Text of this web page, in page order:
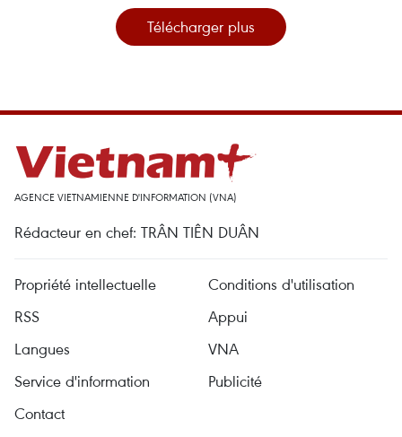
Télécharger plus
AGENCE VIETNAMIENNE D'INFORMATION (VNA)
Rédacteur en chef: TRÂN TIÊN DUÂN
Propriété intellectuelle
Conditions d'utilisation
RSS
Appui
Langues
VNA
Service d'information
Publicité
Contact